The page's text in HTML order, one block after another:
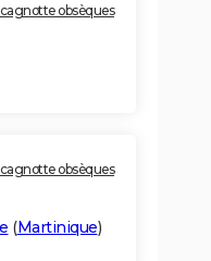
obsèques
obsèques
(Martinique)